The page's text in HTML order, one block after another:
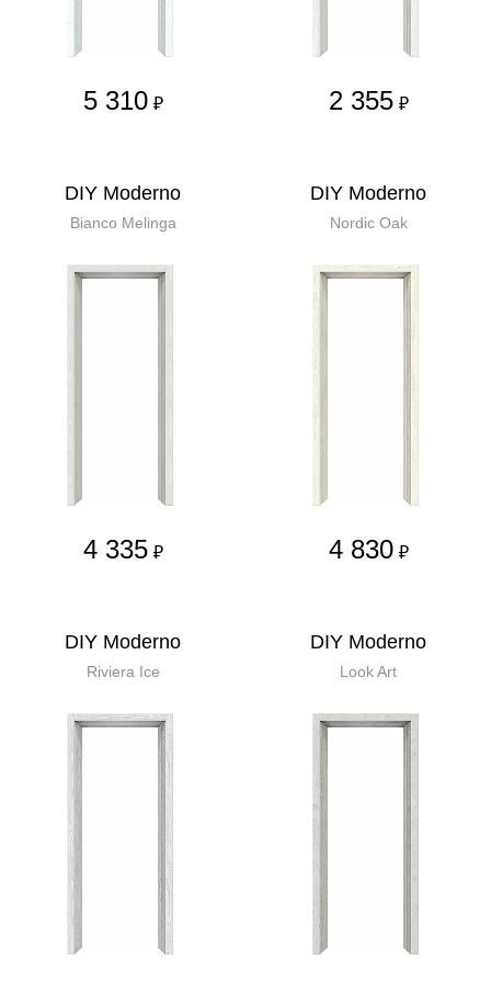
5 310 ₽ 2 355 ₽
DIY Moderno
Bianco Melinga
4 335 ₽
DIY Moderno
Nordic Oak
4 830 ₽
DIY Moderno
Riviera Ice
DIY Moderno
Look Art